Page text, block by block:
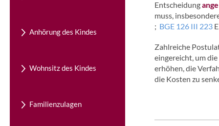
Anhörung des Kindes
Wohnsitz des Kindes
Familienzulagen
Entscheidung
muss,
; BGE 126 III 223
Zahlreiche
eingereicht, um
erhöhen, die
die Kosten zu